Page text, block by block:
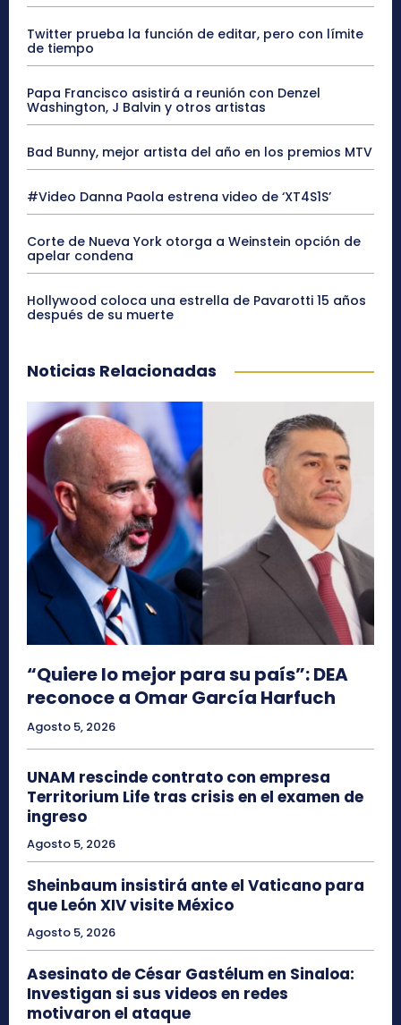
Twitter prueba la función de editar, pero con límite
de tiempo
Papa Francisco asistirá a reunión con Denzel
Washington, J Balvin y otros artistas
Bad Bunny, mejor artista del año en los premios MTV
#Video Danna Paola estrena video de ‘XT4S1S’
Corte de Nueva York otorga a Weinstein opción de
apelar condena
Hollywood coloca una estrella de Pavarotti 15 años
después de su muerte
Noticias Relacionadas
“Quiere lo mejor para su país”: DEA
reconoce a Omar García Harfuch
Agosto 5, 2026
UNAM rescinde contrato con empresa
Territorium Life tras crisis en el examen de
ingreso
Agosto 5, 2026
Sheinbaum insistirá ante el Vaticano para
que León XIV visite México
Agosto 5, 2026
Asesinato de César Gastélum en Sinaloa:
Investigan si sus videos en redes
motivaron el ataque